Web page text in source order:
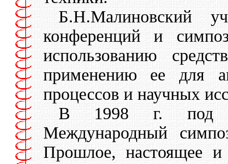
Б.Н.Малиновский
конференций и
использованию
применению ее для
процессов и научных
В 1998 г. под
Международный
Прошлое, настоящее